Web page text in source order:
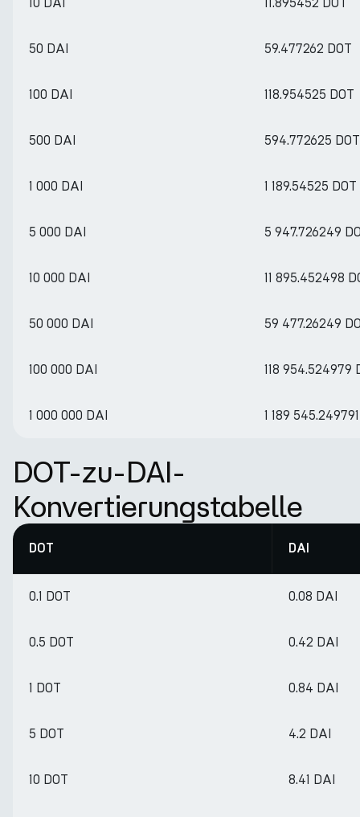
50 DAI 59.477262 DOT
100 DAI 118.954525 DOT
500 DAI 594.772625 DOT
1 000 DAI 1 189.54525 DOT
5 000 DAI 5 947.726249
10 000 DAI 11 895.452498
50 000 DAI 59 477.26249
100 000 DAI 118 954.524979
1 000 000 DAI 1 189
DOT-zu-DAI-
Konvertierungstabelle
DOT DAI
0.1 DOT 0.08 DAI
0.5 DOT 0.42 DAI
1 DOT 0.84 DAI
5 DOT 4.2 DAI
10 DOT 8.41 DAI